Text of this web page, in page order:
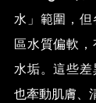
水」範圍，
區水質偏軟
水垢。這些差
也牽動肌膚、